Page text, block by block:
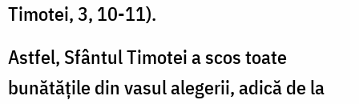
Timotei, 3, 10-11).
Astfel, Sfântul Timotei a scos toate
bunătățile din vasul alegerii, adică de la